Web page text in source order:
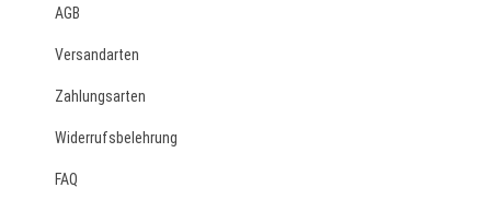
AGB
Versandarten
Zahlungsarten
Widerrufsbelehrung
FAQ